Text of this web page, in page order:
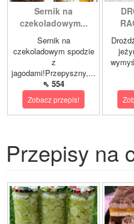
Sernik na
czekoladowym...
Sernik na
czekoladowym spodzie
z
jagodami!Przepyszny,...
⇖ 554
Zobacz przepis!
Przepisy na